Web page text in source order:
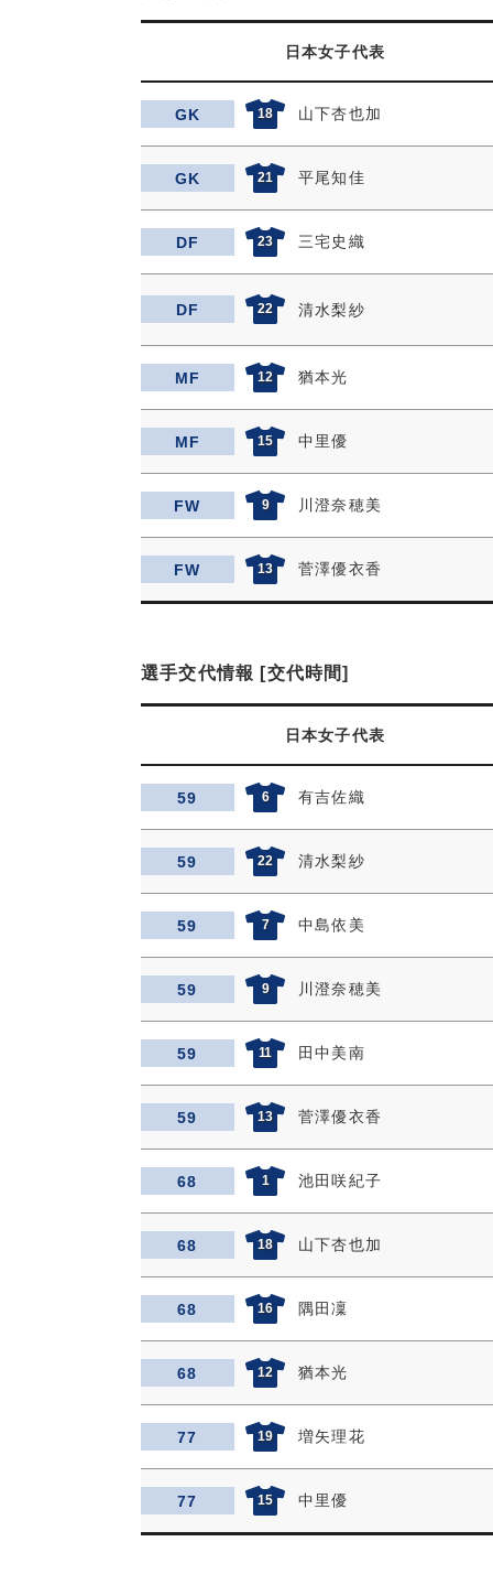
日本女子代表
GK 18 山下杏也加
GK 21 平尾知佳
DF 23 三宅史織
DF 22 清水梨紗
MF 12 猶本光
MF 15 中里優
FW 9 川澄奈穂美
FW 13 菅澤優衣香
選手交代情報 [交代時間]
日本女子代表
59 6 有吉佐織
59 22 清水梨紗
59 7 中島依美
59 9 川澄奈穂美
59 11 田中美南
59 13 菅澤優衣香
68 1 池田咲紀子
68 18 山下杏也加
68 16 隅田凜
68 12 猶本光
77 19 増矢理花
77 15 中里優